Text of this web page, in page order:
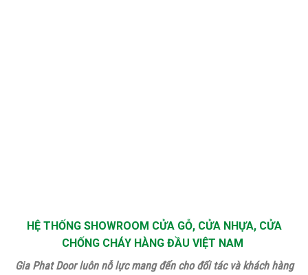
HỆ THỐNG SHOWROOM CỬA GỖ, CỬA NHỰA, CỬA
CHỐNG CHÁY HÀNG ĐẦU VIỆT NAM
Gia Phat Door luôn nỗ lực mang đến cho đối tác và khách hàng